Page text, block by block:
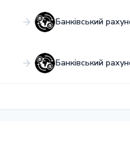
Банківський
Банківський